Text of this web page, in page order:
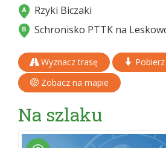
Rzyki Biczaki
Schronisko PTTK na
Wyznacz trasę
Zobacz na mapie
Na szlaku